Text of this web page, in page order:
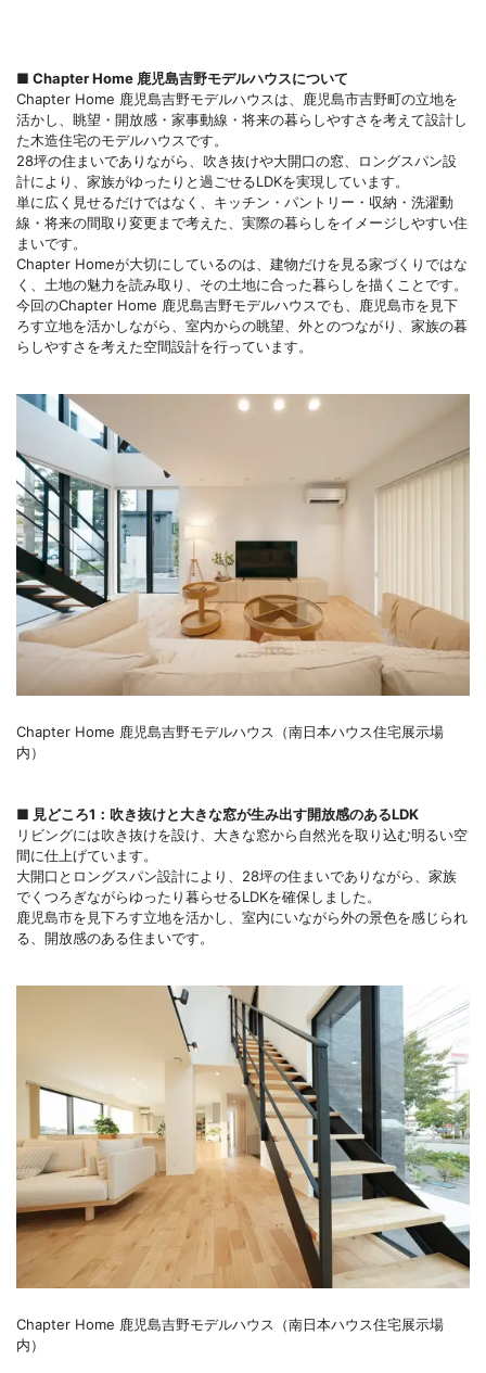
■ Chapter Home 鹿児島吉野モデルハウスについて
Chapter Home 鹿児島吉野モデルハウスは、鹿児島市吉野町の立地を
活かし、眺望・開放感・家事動線・将来の暮らしやすさを考えて設計し
た木造住宅のモデルハウスです。
28坪の住まいでありながら、吹き抜けや大開口の窓、ロングスパン設
計により、家族がゆったりと過ごせるLDKを実現しています。
単に広く見せるだけではなく、キッチン・パントリー・収納・洗濯動
線・将来の間取り変更まで考えた、実際の暮らしをイメージしやすい住
まいです。
Chapter Homeが大切にしているのは、建物だけを見る家づくりではな
く、土地の魅力を読み取り、その土地に合った暮らしを描くことです。
今回のChapter Home 鹿児島吉野モデルハウスでも、鹿児島市を見下
ろす立地を活かしながら、室内からの眺望、外とのつながり、家族の暮
らしやすさを考えた空間設計を行っています。
Chapter Home 鹿児島吉野モデルハウス（南日本ハウス住宅展示場
内）
■ 見どころ1：吹き抜けと大きな窓が生み出す開放感のあるLDK
リビングには吹き抜けを設け、大きな窓から自然光を取り込む明るい空
間に仕上げています。
大開口とロングスパン設計により、28坪の住まいでありながら、家族
でくつろぎながらゆったり暮らせるLDKを確保しました。
鹿児島市を見下ろす立地を活かし、室内にいながら外の景色を感じられ
る、開放感のある住まいです。
Chapter Home 鹿児島吉野モデルハウス（南日本ハウス住宅展示場
内）